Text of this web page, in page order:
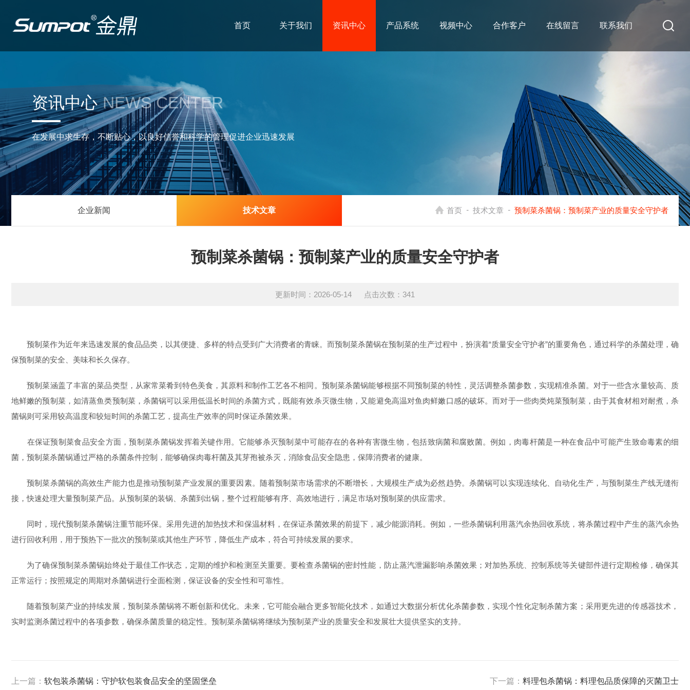
首页 关于我们 资讯中心 产品系统 视频中心 合作客户 在线留言 联系我们
资讯中心 NEWS CENTER
在发展中求生存，不断贴心，以良好信誉和科学的管理促进企业迅速发展
企业新闻 技术文章 首页 - 技术文章 - 预制菜杀菌锅：预制菜产业的质量安全守护者
预制菜杀菌锅：预制菜产业的质量安全守护者
更新时间：2026-05-14 点击次数：341
预制菜作为近年来迅速发展的食品品类，以其便捷、多样的特点受到广大消费者的青睐。而预制菜杀菌锅在预制菜的生产过程中，扮演着“质量安全守护者”的重要角色，通过科学的杀菌处理，确
保预制菜的安全、美味和长久保存。
预制菜涵盖了丰富的菜品类型，从家常菜肴到特色美食，其原料和制作工艺各不相同。预制菜杀菌锅能够根据不同预制菜的特性，灵活调整杀菌参数，实现精准杀菌。对于一些含水量较高、质
地鲜嫩的预制菜，如清蒸鱼类预制菜，杀菌锅可以采用低温长时间的杀菌方式，既能有效杀灭微生物，又能避免高温对鱼肉鲜嫩口感的破坏。而对于一些肉类炖菜预制菜，由于其食材相对耐煮，杀
菌锅则可采用较高温度和较短时间的杀菌工艺，提高生产效率的同时保证杀菌效果。
在保证预制菜食品安全方面，预制菜杀菌锅发挥着关键作用。它能够杀灭预制菜中可能存在的各种有害微生物，包括致病菌和腐败菌。例如，肉毒杆菌是一种在食品中可能产生致命毒素的细
菌，预制菜杀菌锅通过严格的杀菌条件控制，能够确保肉毒杆菌及其芽孢被杀灭，消除食品安全隐患，保障消费者的健康。
预制菜杀菌锅的高效生产能力也是推动预制菜产业发展的重要因素。随着预制菜市场需求的不断增长，大规模生产成为必然趋势。杀菌锅可以实现连续化、自动化生产，与预制菜生产线无缝衔
接，快速处理大量预制菜产品。从预制菜的装锅、杀菌到出锅，整个过程能够有序、高效地进行，满足市场对预制菜的供应需求。
同时，现代预制菜杀菌锅注重节能环保。采用先进的加热技术和保温材料，在保证杀菌效果的前提下，减少能源消耗。例如，一些杀菌锅利用蒸汽余热回收系统，将杀菌过程中产生的蒸汽余热
进行回收利用，用于预热下一批次的预制菜或其他生产环节，降低生产成本，符合可持续发展的要求。
为了确保预制菜杀菌锅始终处于最佳工作状态，定期的维护和检测至关重要。要检查杀菌锅的密封性能，防止蒸汽泄漏影响杀菌效果；对加热系统、控制系统等关键部件进行定期检修，确保其
正常运行；按照规定的周期对杀菌锅进行全面检测，保证设备的安全性和可靠性。
随着预制菜产业的持续发展，预制菜杀菌锅将不断创新和优化。未来，它可能会融合更多智能化技术，如通过大数据分析优化杀菌参数，实现个性化定制杀菌方案；采用更先进的传感器技术，
实时监测杀菌过程中的各项参数，确保杀菌质量的稳定性。预制菜杀菌锅将继续为预制菜产业的质量安全和发展壮大提供坚实的支持。
上一篇： 软包装杀菌锅：守护软包装食品安全的坚固堡垒 下一篇： 料理包杀菌锅：料理包品质保障的灭菌卫士